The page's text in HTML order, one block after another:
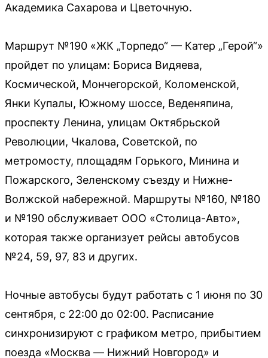
Академика Сахарова и Цветочную.
Маршрут №190 «ЖК „Торпедо“ — Катер „Герой“»
пройдет по улицам: Бориса Видяева,
Космической, Мончегорской, Коломенской,
Янки Купалы, Южному шоссе, Веденяпина,
проспекту Ленина, улицам Октябрьской
Революции, Чкалова, Советской, по
метромосту, площадям Горького, Минина и
Пожарского, Зеленскому съезду и Нижне-
Волжской набережной. Маршруты №160, №180
и №190 обслуживает ООО «Столица-Авто»,
которая также организует рейсы автобусов
№24, 59, 97, 83 и других.
Ночные автобусы будут работать с 1 июня по 30
сентября, с 22:00 до 02:00. Расписание
синхронизируют с графиком метро, прибытием
поезда «Москва — Нижний Новгород» и